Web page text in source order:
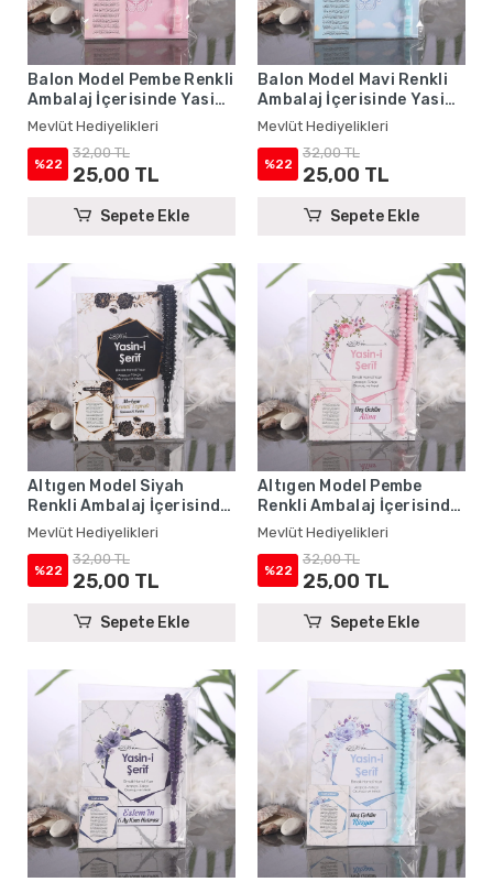
Balon Model Pembe Renkli
Ambalaj İçerisinde Yasin
Kitabı, Magnet ve Tesbih -
Mevlüt Hediyelikleri
Mevlüt Hediyelikleri
%22
32,00 TL
25,00 TL
Sepete Ekle
Balon Model Mavi Renkli
Ambalaj İçerisinde Yasin
Kitabı, Magnet ve Tesbih -
Mevlüt Hediyelikleri
Mevlüt Hediyelikleri
%22
32,00 TL
25,00 TL
Sepete Ekle
Altıgen Model Siyah
Renkli Ambalaj İçerisinde
Yasin Kitabı, Magnet ve
Tesbih - Mevlüt
Hediyelikleri
Mevlüt Hediyelikleri
%22
32,00 TL
25,00 TL
Sepete Ekle
Altıgen Model Pembe
Renkli Ambalaj İçerisinde
Yasin Kitabı, Magnet ve
Tesbih - Mevlüt
Hediyelikleri
Mevlüt Hediyelikleri
%22
32,00 TL
25,00 TL
Sepete Ekle